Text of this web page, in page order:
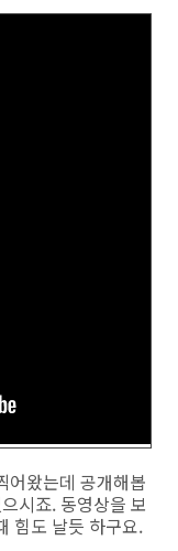
어왔는데 공개해봅
시죠. 동영상을 보
힘도 날듯 하구요.